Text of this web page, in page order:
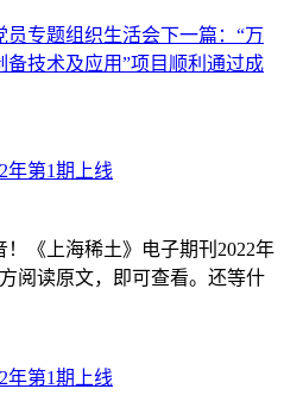
员专题组织生活会下一篇： “万
技术及应用”项目顺利通过成
年第1期上线
《上海稀土》电子期刊2022年
阅读原文，即可查看。还等什
年第1期上线